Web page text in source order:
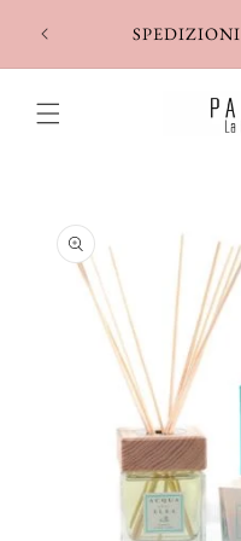
direttamente
informazioni
sul prodotto